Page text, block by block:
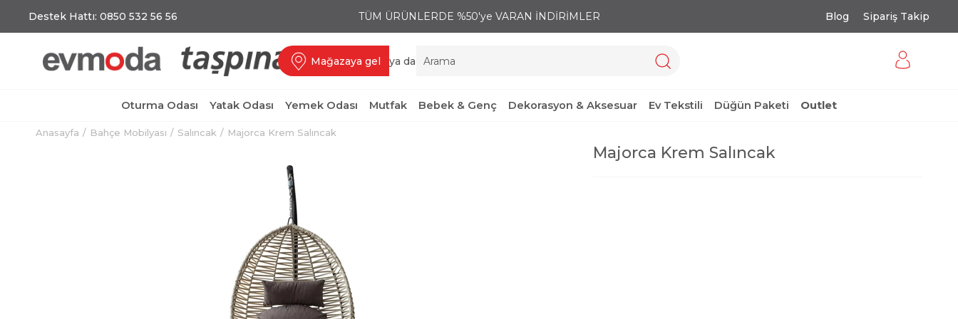
Destek Hattı: 0850 532 56 56 TÜM ÜRÜNLERDE %50'ye VARAN İNDİRİMLER Blog Sipariş Takip
Mağazaya gel ya da
Oturma Odası Yatak Odası Yemek Odası Mutfak Bebek & Genç Dekorasyon & Aksesuar Ev Tekstili Düğün Paketi Outlet
Anasayfa Bahçe Mobilyası Salıncak Majorca Krem Salıncak
Majorca Krem Salıncak